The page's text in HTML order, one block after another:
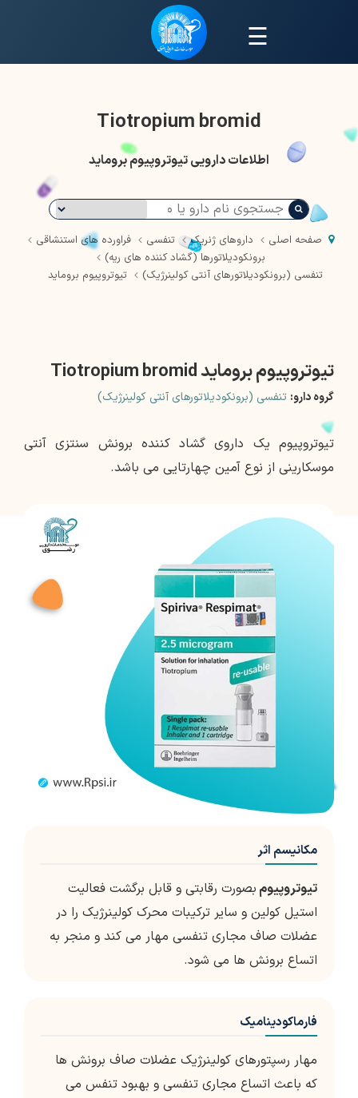
☰
Tiotropium bromid
اطلاعات دارویی تیوتروپیوم بروماید
صفحه اصلی داروهای ژنریک تنفسی
فراورده های استنشاقی
برونکودیلاتورها (گشاد کننده های ریه)
تنفسی (برونکودیلاتورهای آنتی کولینرژیک)
تیوتروپیوم بروماید
تیوتروپیوم بروماید Tiotropium bromid
گروه دارو: تنفسی (برونکودیلاتورهای آنتی کولینرژیک)
تیوتروپیوم یک داروی گشاد کننده برونش سنتزی آنتی
موسکارینی از نوع آمین چهارتایی می باشد.
مکانیسم اثر
تیوتروپیوم بصورت رقابتی و قابل برگشت فعالیت
استیل کولین و سایر ترکیبات محرک کولینرژیک را در
عضلات صاف مجاری تنفسی مهار می کند و منجر به
اتساع برونش ها می شود.
فارماکودینامیک
مهار رسپتورهای کولینرژیک عضلات صاف برونش ها
که باعث اتساع مجاری تنفسی و بهبود تنفس می